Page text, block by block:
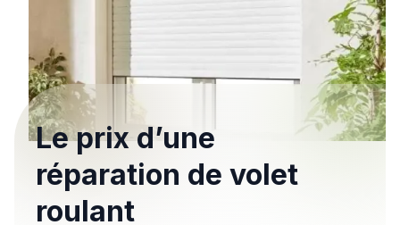
Le prix d’une
réparation de volet
roulant